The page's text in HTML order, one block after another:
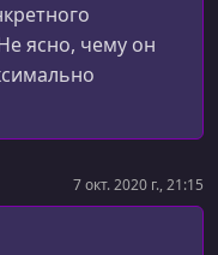
ясно, чему он
7 окт. 2020 г., 21:15